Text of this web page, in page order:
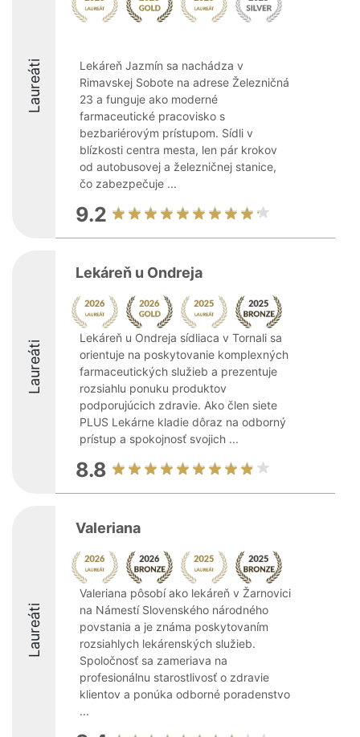
Laureáti
Lekáreň Jazmín sa nachádza v
Rimavskej Sobote na adrese Železničná
23 a funguje ako moderné
farmaceutické pracovisko s
bezbariérovým prístupom. Sídli v
blízkosti centra mesta, len pár krokov
od autobusovej a železničnej stanice,
čo zabezpečuje ...
9.2
Laureáti
Lekáreň u Ondreja
Lekáreň u Ondreja sídliaca v Tornali sa
orientuje na poskytovanie komplexných
farmaceutických služieb a prezentuje
rozsiahlu ponuku produktov
podporujúcich zdravie. Ako člen siete
PLUS Lekárne kladie dôraz na odborný
prístup a spokojnosť svojich ...
8.8
Laureáti
Valeriana
Valeriana pôsobí ako lekáreň v Žarnovici
na Námestí Slovenského národného
povstania a je známa poskytovaním
rozsiahlych lekárenských služieb.
Spoločnosť sa zameriava na
profesionálnu starostlivosť o zdravie
klientov a ponúka odborné poradenstvo
...